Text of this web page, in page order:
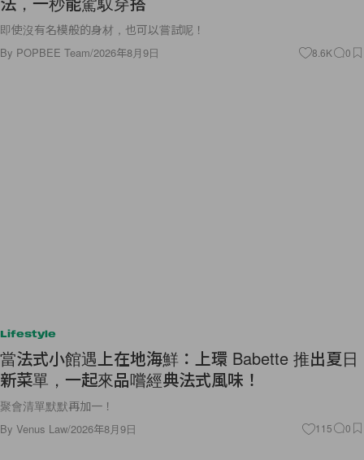
即使沒有名模般的身材，也可以嘗試呢！
By POPBEE Team/2026年8月9日 8.6K 0
Lifestyle
當法式小館遇上在地海鮮：上環 Babette 推出夏日
新菜單，一起來品嚐經典法式風味！
聚會清單默默再加一！
By Venus Law/2026年8月9日 115 0